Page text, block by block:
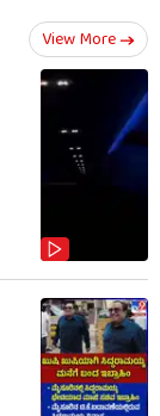
View More